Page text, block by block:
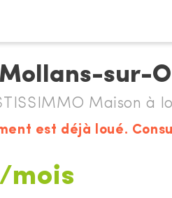
sur-
Maison à
est déjà loué.
mois